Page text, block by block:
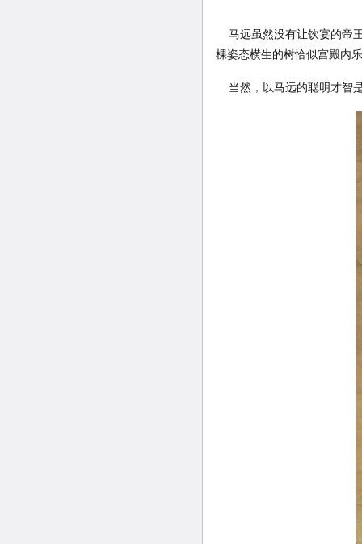
马远虽然没有让饮宴的帝
棵姿态横生的树恰似宫殿内
当然，以马远的聪明才智